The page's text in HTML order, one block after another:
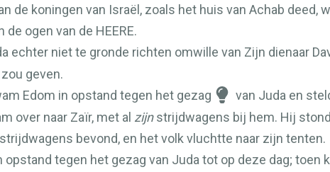
de koningen van Israël, zoals het huis van Achab
de ogen van de HEERE.
echter niet te gronde richten omwille van Zijn dienaar
geven.
Edom in opstand tegen het gezag
van Juda en
over naar Zaïr, met al zijnstrijdwagens bij hem. Hij
bevond, en het volk vluchtte naar zijn tenten.
opstand tegen het gezag van Juda tot op deze dag; toen